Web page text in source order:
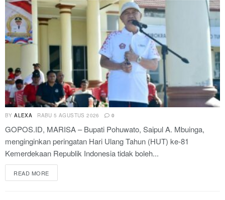
BY ALEXA RABU 5 AGUSTUS 2026 0
GOPOS.ID, MARISA – Bupati Pohuwato, Saipul A. Mbuinga,
menginginkan peringatan Hari Ulang Tahun (HUT) ke-81
Kemerdekaan Republik Indonesia tidak boleh...
READ MORE